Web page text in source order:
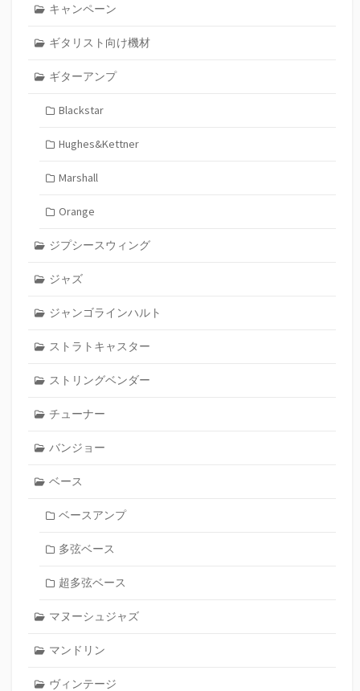
キャンペーン
ギタリスト向け機材
ギターアンプ
Blackstar
Hughes&Kettner
Marshall
Orange
ジプシースウィング
ジャズ
ジャンゴラインハルト
ストラトキャスター
ストリングベンダー
チューナー
バンジョー
ベース
ベースアンプ
多弦ベース
超多弦ベース
マヌーシュジャズ
マンドリン
ヴィンテージ